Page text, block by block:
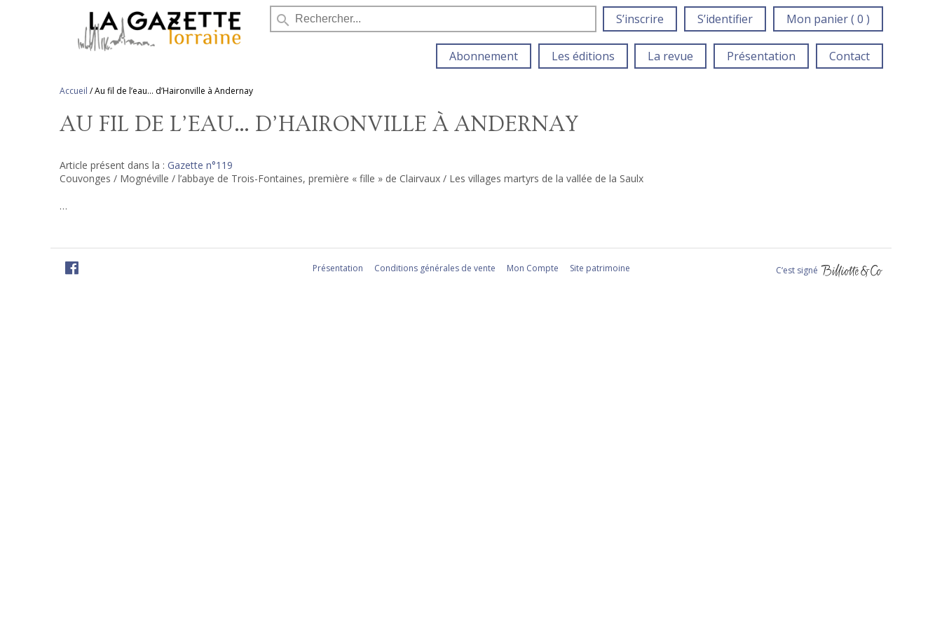
search S’inscrire S’identifier Mon panier ( 0 )
Abonnement Les éditions La revue Présentation Contact
Accueil /Au fil de l’eau… d’Haironville à Andernay
AU FIL DE L’EAU… D’HAIRONVILLE À ANDERNAY
Article présent dans la : Gazette n°119
Couvonges / Mognéville / l’abbaye de Trois-Fontaines, première « fille » de Clairvaux / Les villages martyrs de la vallée de la Saulx
…
Présentation Conditions générales de vente Mon Compte Site patrimoine C‘est signé